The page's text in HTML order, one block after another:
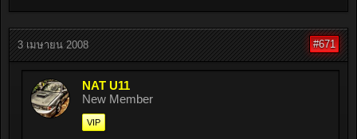
3 เมษายน 2008 #671
NAT U11
New Member
VIP